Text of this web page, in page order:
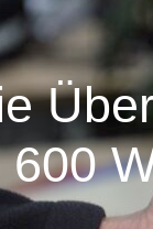
600